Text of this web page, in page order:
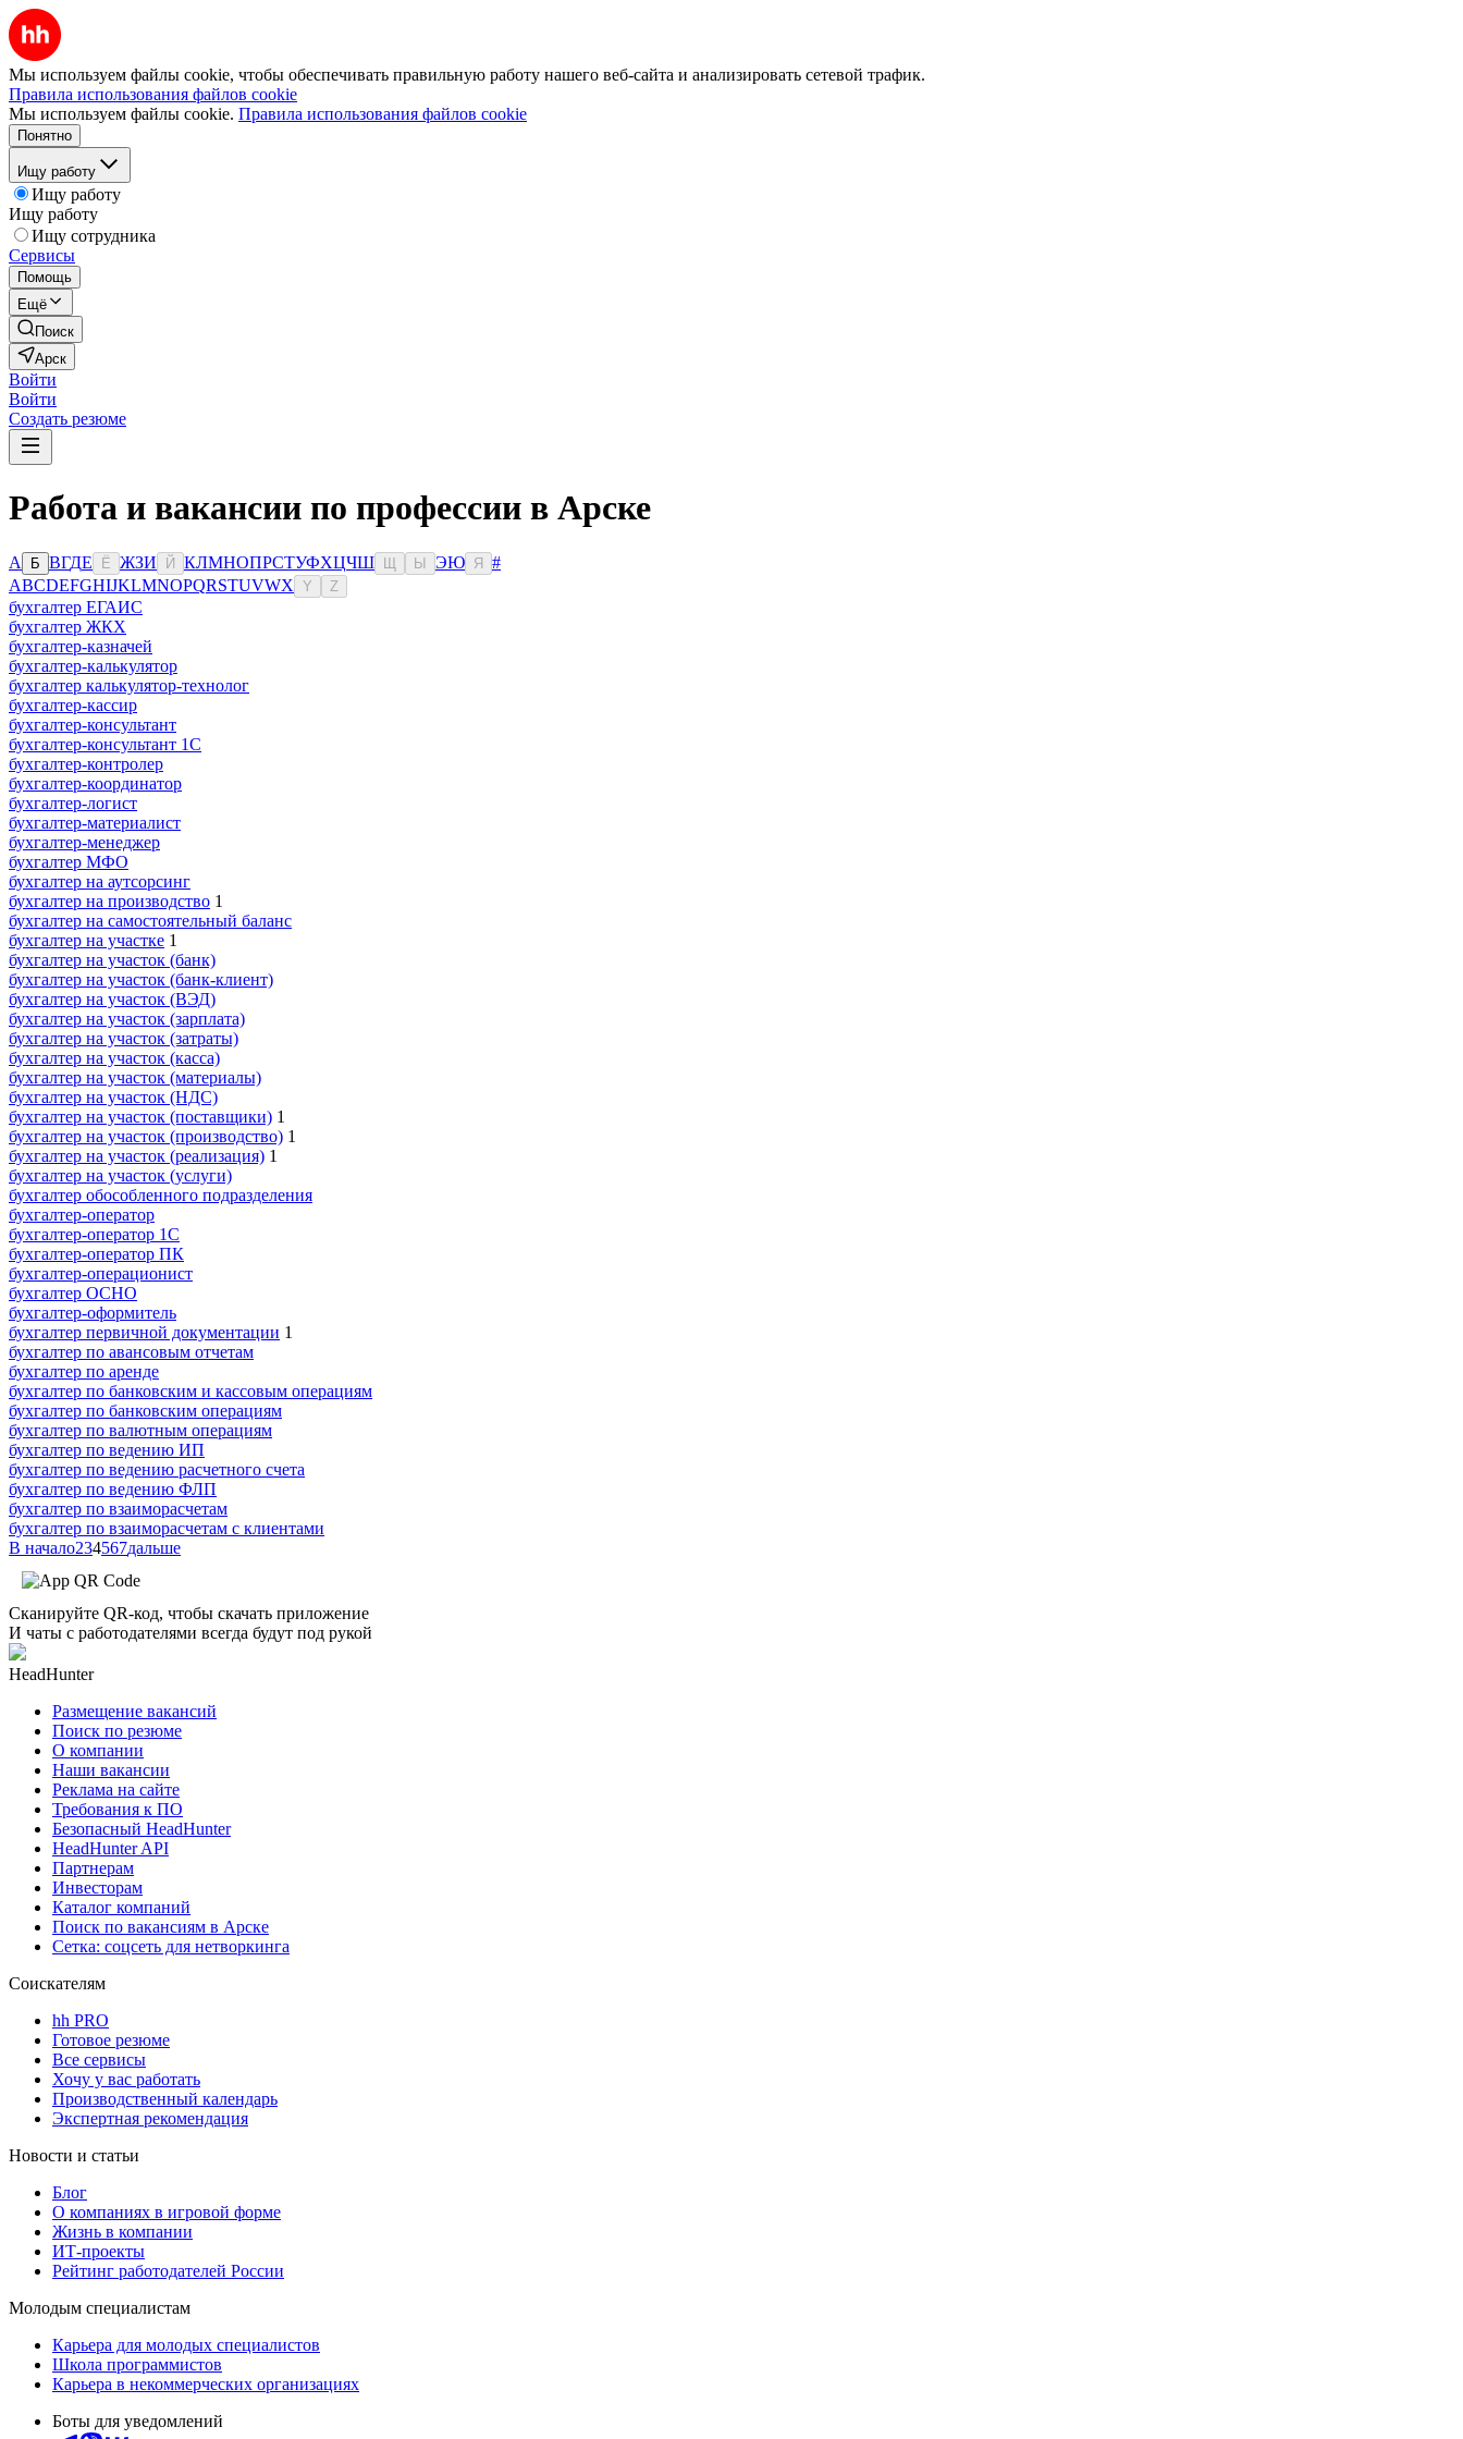
Мы используем файлы cookie, чтобы обеспечивать правильную работу нашего веб-сайта и анализировать сетевой трафик.
Правила использования файлов cookie
Мы используем файлы cookie. Правила использования файлов cookie
Понятно
Ищу работу
Ищу работу
Ищу работу
Ищу сотрудника
Сервисы
Помощь
Ещё
Поиск
Арск
Войти
Войти
Создать резюме
Работа и вакансии по профессии в Арске
А Б ВГДЕ Ё ЖЗИ Й КЛМНОПРСТУФХЦЧШ Ы ЭЮ Я
#
ABCDEFGHIJKLMNOPQRSTUVWX Y Z
бухгалтер ЕГАИС
бухгалтер ЖКХ
бухгалтер-казначей
бухгалтер-калькулятор
бухгалтер калькулятор-технолог
бухгалтер-кассир
бухгалтер-консультант
бухгалтер-консультант 1С
бухгалтер-контролер
бухгалтер-координатор
бухгалтер-логист
бухгалтер-материалист
бухгалтер-менеджер
бухгалтер МФО
бухгалтер на аутсорсинг
бухгалтер на производство 1
бухгалтер на самостоятельный баланс
бухгалтер на участке 1
бухгалтер на участок (банк)
бухгалтер на участок (банк-клиент)
бухгалтер на участок (ВЭД)
бухгалтер на участок (зарплата)
бухгалтер на участок (затраты)
бухгалтер на участок (касса)
бухгалтер на участок (материалы)
бухгалтер на участок (НДС)
бухгалтер на участок (поставщики) 1
бухгалтер на участок (производство) 1
бухгалтер на участок (реализация) 1
бухгалтер на участок (услуги)
бухгалтер обособленного подразделения
бухгалтер-оператор
бухгалтер-оператор 1С
бухгалтер-оператор ПК
бухгалтер-операционист
бухгалтер ОСНО
бухгалтер-оформитель
бухгалтер первичной документации 1
бухгалтер по авансовым отчетам
бухгалтер по аренде
бухгалтер по банковским и кассовым операциям
бухгалтер по банковским операциям
бухгалтер по валютным операциям
бухгалтер по ведению ИП
бухгалтер по ведению расчетного счета
бухгалтер по ведению ФЛП
бухгалтер по взаиморасчетам
бухгалтер по взаиморасчетам с клиентами
В начало234567дальше
Сканируйте QR-код, чтобы скачать приложение
И чаты с работодателями всегда будут под рукой
HeadHunter
Размещение вакансий
Поиск по резюме
О компании
Наши вакансии
Реклама на сайте
Требования к ПО
Безопасный HeadHunter
HeadHunter API
Партнерам
Инвесторам
Каталог компаний
Поиск по вакансиям в Арске
Сетка: соцсеть для нетворкинга
Соискателям
hh PRO
Готовое резюме
Все сервисы
Хочу у вас работать
Производственный календарь
Экспертная рекомендация
Новости и статьи
Блог
О компаниях в игровой форме
Жизнь в компании
ИТ-проекты
Рейтинг работодателей России
Молодым специалистам
Карьера для молодых специалистов
Школа программистов
Карьера в некоммерческих организациях
Боты для уведомлений